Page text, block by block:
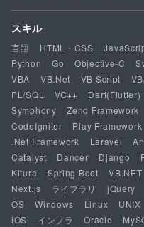
スキル
言語 HTML・CSS
Python
Go Objective-C
VBA
VB.Net VB Script
PL/SQL
VC++ Dart(Flutter)
Symphony
Zend Framework
CodeIgniter
Play Framework
.Net Framework
Laravel
Catalyst
Dancer Django
Kitura
Spring Boot VB.NET
Next.js
ライブラリ jQuery
OS
Windows Linux UNIX
iOS
インフラ Oracle